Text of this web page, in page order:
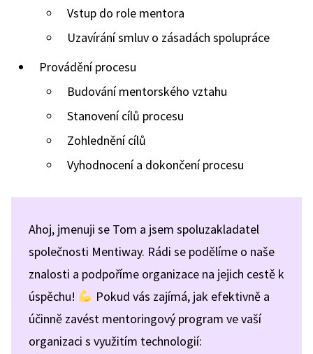
Vstup do role mentora
Uzavírání smluv o zásadách spolupráce
Provádění procesu
Budování mentorského vztahu
Stanovení cílů procesu
Zohlednění cílů
Vyhodnocení a dokončení procesu
Ahoj, jmenuji se Tom a jsem spoluzakladatel
společnosti Mentiway. Rádi se podělíme o naše
znalosti a podpoříme organizace na jejich cestě k
úspěchu!
Pokud vás zajímá, jak efektivně a
účinně zavést mentoringový program ve vaší
organizaci s využitím technologií: